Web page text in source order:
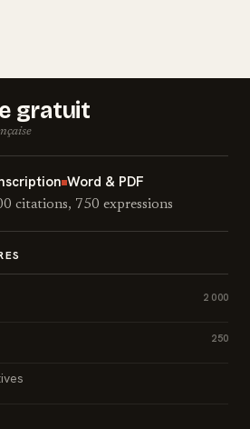
gratuit
Word & PDF
citations, 750 expressions
2 000
250